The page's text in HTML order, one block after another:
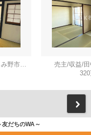
売主/収益/中古戸建/ふじみ野市川崎
売主/収益/
だちのWA～